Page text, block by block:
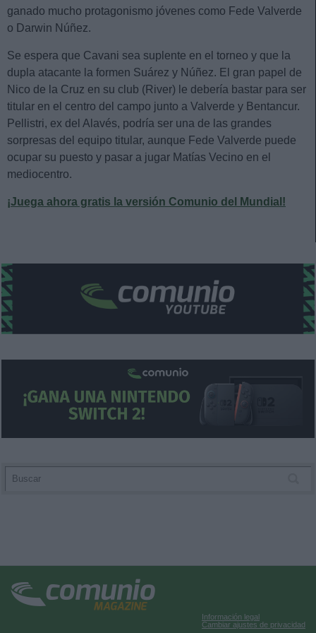
ganado mucho protagonismo jóvenes como Fede Valverde
o Darwin Núñez.
Se espera que Cavani sea suplente en el torneo y que la
dupla atacante la formen Suárez y Núñez. El gran papel de
Nico de la Cruz en su club (River) le debería bastar para ser
titular en el centro del campo junto a Valverde y Bentancur.
Pellistri, ex del Alavés, podría ser una de las grandes
sorpresas del equipo titular, aunque Fede Valverde puede
ocupar su puesto y pasar a jugar Matías Vecino en el
mediocentro.
¡Juega ahora gratis la versión Comunio del Mundial!
Información legal
Cambiar ajustes de privacidad